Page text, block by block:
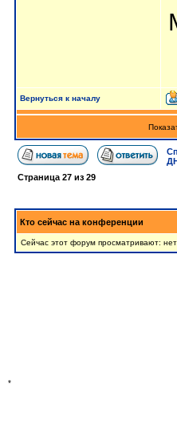
Вернуться к началу
Страница 27 из 29
Кто сейчас на конференции
Сейчас этот форум просматривают:
*